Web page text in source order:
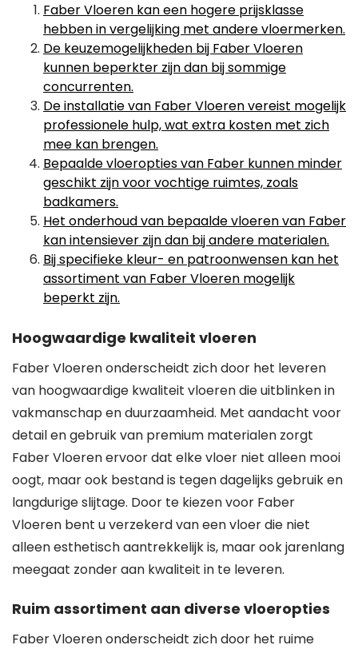
Faber Vloeren kan een hogere prijsklasse
hebben in vergelijking met andere vloermerken.
De keuzemogelijkheden bij Faber Vloeren
kunnen beperkter zijn dan bij sommige
concurrenten.
De installatie van Faber Vloeren vereist mogelijk
professionele hulp, wat extra kosten met zich
mee kan brengen.
Bepaalde vloeropties van Faber kunnen minder
geschikt zijn voor vochtige ruimtes, zoals
badkamers.
Het onderhoud van bepaalde vloeren van Faber
kan intensiever zijn dan bij andere materialen.
Bij specifieke kleur- en patroonwensen kan het
assortiment van Faber Vloeren mogelijk
beperkt zijn.
Hoogwaardige kwaliteit vloeren
Faber Vloeren onderscheidt zich door het leveren
van hoogwaardige kwaliteit vloeren die uitblinken in
vakmanschap en duurzaamheid. Met aandacht voor
detail en gebruik van premium materialen zorgt
Faber Vloeren ervoor dat elke vloer niet alleen mooi
oogt, maar ook bestand is tegen dagelijks gebruik en
langdurige slijtage. Door te kiezen voor Faber
Vloeren bent u verzekerd van een vloer die niet
alleen esthetisch aantrekkelijk is, maar ook jarenlang
meegaat zonder aan kwaliteit in te leveren.
Ruim assortiment aan diverse vloeropties
Faber Vloeren onderscheidt zich door het ruime